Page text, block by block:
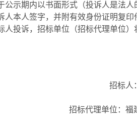
公示期内以书面形式（投诉人是法
本人签字，并附有效身份证明复
投诉，招标单位（招标代理单位
招标人
招标代理单位：福